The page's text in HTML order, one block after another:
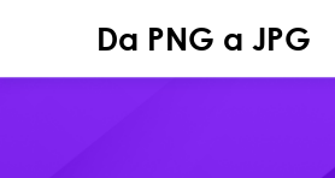
Da PNG a JPG